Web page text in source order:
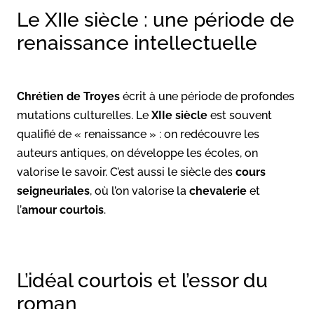
Le XIIe siècle : une période de
renaissance intellectuelle
Chrétien de Troyes écrit à une période de profondes
mutations culturelles. Le XIIe siècle est souvent
qualifié de « renaissance » : on redécouvre les
auteurs antiques, on développe les écoles, on
valorise le savoir. C’est aussi le siècle des cours
seigneuriales, où l’on valorise la chevalerie et
l’amour courtois.
L’idéal courtois et l’essor du
roman